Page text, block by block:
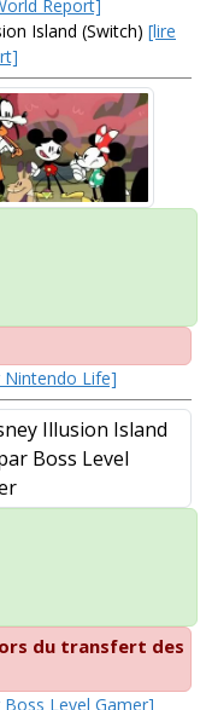
Report]
Island (Switch) [lire
Life]
du transfert des
Level Gamer]